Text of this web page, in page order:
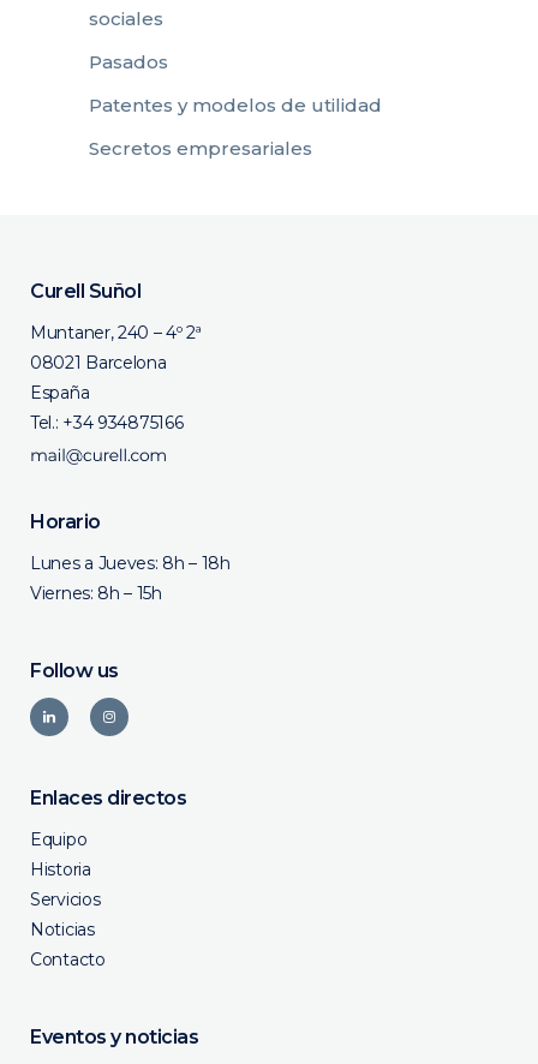
sociales
Pasados
Patentes y modelos de utilidad
Secretos empresariales
Curell Suñol
Muntaner, 240 – 4º 2ª
08021 Barcelona
España
Tel.: +34 934875166
Horario
Lunes a Jueves: 8h – 18h
Viernes: 8h – 15h
Follow us
Enlaces directos
Equipo
Historia
Servicios
Noticias
Contacto
Eventos y noticias